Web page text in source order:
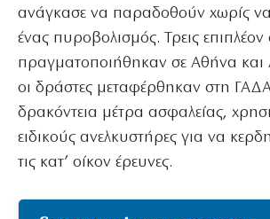
ανάγκασε να παραδοθούν χωρίς να
ένας πυροβολισμός. Τρεις επιπλέον
πραγματοποιήθηκαν σε Αθήνα και
οι δράστες μεταφέρθηκαν στη
δρακόντεια μέτρα ασφαλείας,
ειδικούς ανελκυστήρες για να
τις κατ’ οίκον έρευνες.